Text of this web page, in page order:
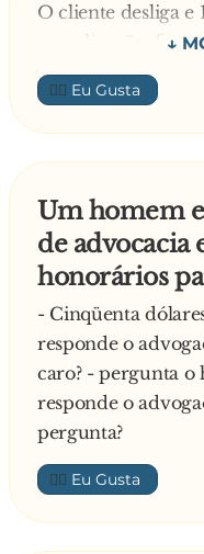
O cliente desliga e
nova ligação, faz
- Eu gostaria de
A secretária
- Sinto muito, não
morreu!
e diz:
- Eu gostaria de
A secretária,
- Meu amigo, o
lhe disse, o
Porquê esta
- Ahhh! – exclama
bem ouvir isso!
👍🏼
Um homem
de advocacia
honorários
- Cinqüenta
responde o
caro? - pergunta o
responde o
pergunta?
👍🏼